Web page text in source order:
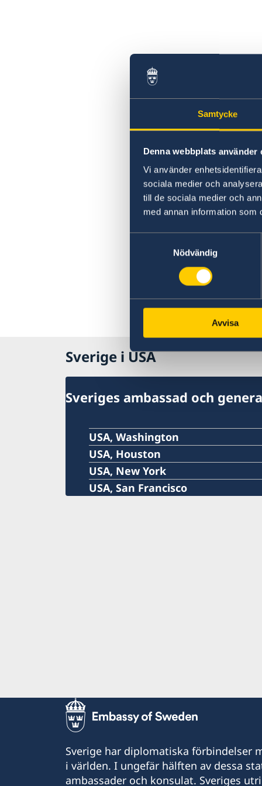
Samtycke
Denna webbplats använder
Vi använder
sociala medier och
till de sociala medier och
med annan information som
Nödvändig
Avvisa
Sverige i USA
Sveriges ambassad och
USA, Washington
USA, Houston
USA, New York
USA, San Francisco
Sverige har diplomatiska förbindelser
i världen. I ungefär hälften av dessa
ambassader och konsulat. Sveriges